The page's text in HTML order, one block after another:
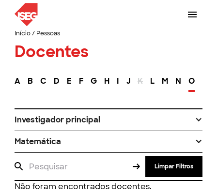
Início/ Pessoas
Docentes
A B C D E F G H I J K L M N O
Investigador principal
Matemática
Limpar Filtros
Não foram encontrados docentes.